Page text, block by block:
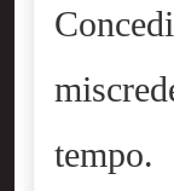
tempo.